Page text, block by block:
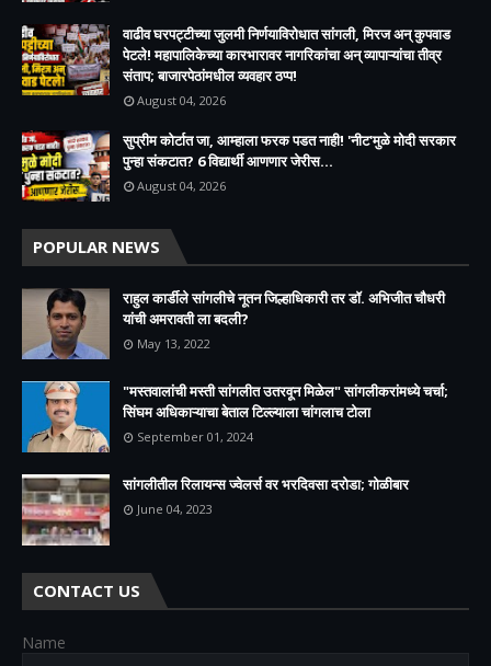
वाढीव घरपट्टीच्या जुलमी निर्णयाविरोधात सांगली, मिरज अन् कुपवाड
पेटले! महापालिकेच्या कारभारावर नागरिकांचा अन् व्यापाऱ्यांचा तीव्र
संताप; बाजारपेठांमधील व्यवहार ठप्प!​
August 04, 2026
सुप्रीम कोर्टात जा, आम्हाला फरक पडत नाही! 'नीट'मुळे मोदी सरकार
पुन्हा संकटात? 6 विद्यार्थी आणणार जेरीस...
August 04, 2026
POPULAR NEWS
राहुल कार्डीले सांगलीचे नूतन जिल्हाधिकारी तर डॉ. अभिजीत चौधरी
यांची अमरावती ला बदली?
May 13, 2022
"मस्तवालांची मस्ती सांगलीत उतरवून मिळेल" सांगलीकरांमध्ये चर्चा;
सिंघम अधिकाऱ्याचा बेताल टिल्ल्याला चांगलाच टोला
September 01, 2024
सांगलीतील रिलायन्स ज्वेलर्स वर भरदिवसा दरोडा; गोळीबार
June 04, 2023
CONTACT US
Name